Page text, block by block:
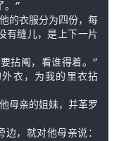
。”
的衣服分为四份，每
有缝儿，是上下一片
拈阄，看谁得着。”
衣，为我的里衣拈
母亲的姐妹，并革罗
，就对他母亲说：